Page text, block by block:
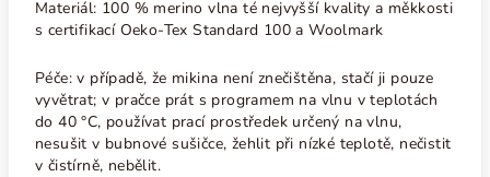
Materiál: 100 % merino vlna té nejvyšší kvality a měkkosti
s certifikací Oeko-Tex Standard 100 a Woolmark
Péče: v případě, že mikina není znečištěna, stačí ji pouze
vyvětrat; v pračce prát s programem na vlnu v teplotách
do 40 °C, používat prací prostředek určený na vlnu,
nesušit v bubnové sušičce, žehlit při nízké teplotě, nečistit
v čistírně, nebělit.